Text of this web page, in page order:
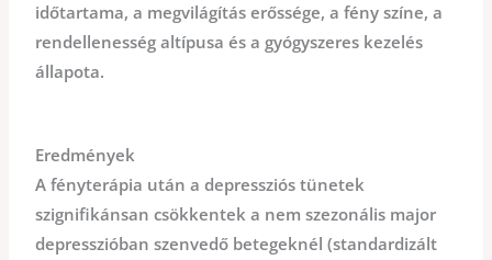
időtartama, a megvilágítás erőssége, a fény színe, a
rendellenesség altípusa és a gyógyszeres kezelés
állapota.
Eredmények
A fényterápia után a depressziós tünetek
szignifikánsan csökkentek a nem szezonális major
depresszióban szenvedő betegeknél (standardizált